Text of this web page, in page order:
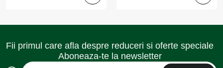
Fii primul care afla despre reduceri si oferte speciale
Aboneaza-te la newsletter